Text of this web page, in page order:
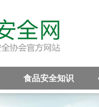
食品安全知识